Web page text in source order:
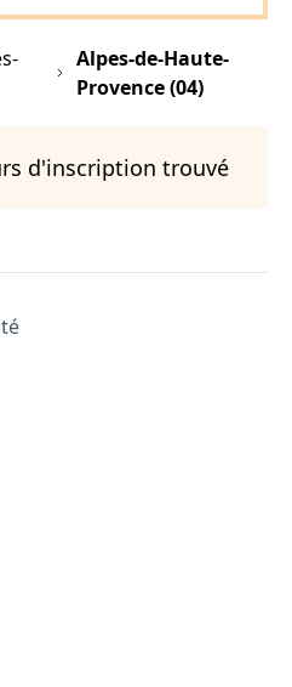
Alpes-de-Haute-
Provence(04)
d'inscription trouvé